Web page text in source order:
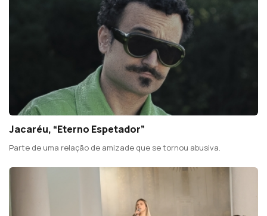
Jacaréu, “Eterno Espetador”
Parte de uma relação de amizade que se tornou abusiva.